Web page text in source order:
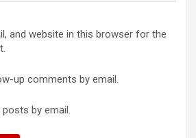
and website in this browser for the
up comments by email.
by email.